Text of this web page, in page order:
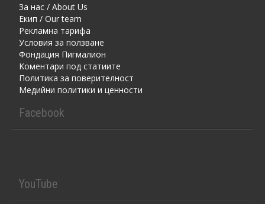
За нас / About Us
Екип / Our team
Рекламна тарифа
Условия за ползване
Фондация Пигмалион
Kоментaри под статиите
Политика за поверителност
Медийни политики и ценности
Facebook
YouTube